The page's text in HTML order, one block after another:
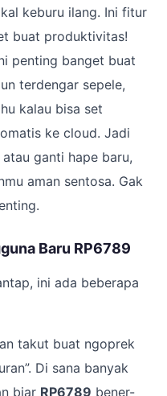
keburu ilang. Ini fitur
buat produktivitas!
penting banget buat
terdengar sepele,
kalau bisa set
ke cloud. Jadi
ganti hape baru,
aman sentosa. Gak
Baru RP6789
ini ada beberapa
takut buat ngoprek
Di sana banyak
biar RP6789 bener-